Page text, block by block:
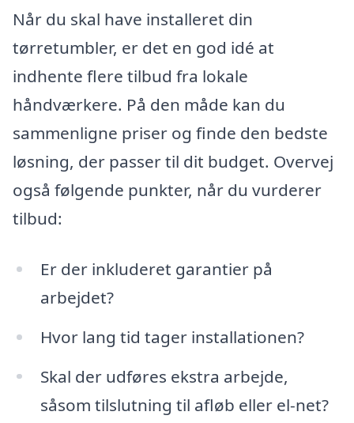
Når du skal have installeret din
tørretumbler, er det en god idé at
indhente flere tilbud fra lokale
håndværkere. På den måde kan du
sammenligne priser og finde den bedste
løsning, der passer til dit budget. Overvej
også følgende punkter, når du vurderer
tilbud:
Er der inkluderet garantier på
arbejdet?
Hvor lang tid tager installationen?
Skal der udføres ekstra arbejde,
såsom tilslutning til afløb eller el-net?